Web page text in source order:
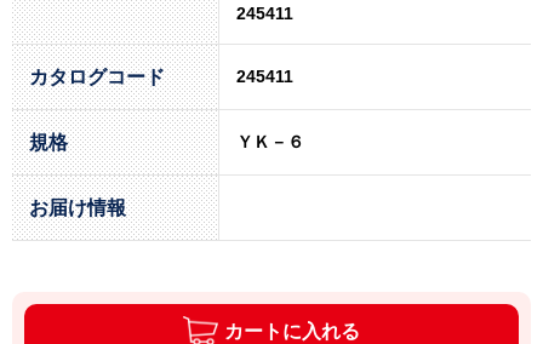
245411
カタログコード 245411
規格 ＹＫ－６
お届け情報
カートに入れる